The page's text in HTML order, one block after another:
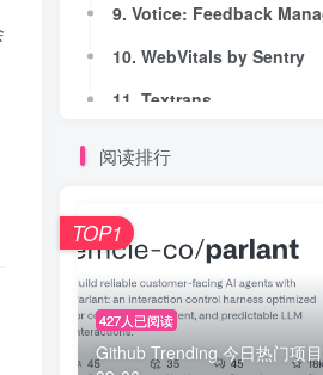
9. Votice: Feedback
10. WebVitals by Sentry
11. Textrans
12. Urabin
14. MapSwitch
17. InsightSnap
9. Votice: Feedback
10. WebVitals by Sentry
11. Textrans
12. Urabin
14. MapSwitch
17. InsightSnap
阅读排行
427人已阅读
Github Trending 今日热门项
TOP1